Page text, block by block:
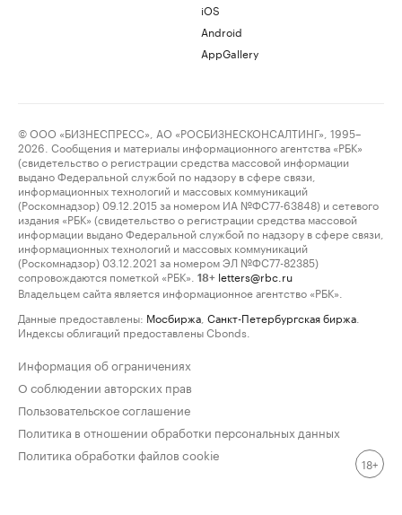
iOS
Android
AppGallery
© ООО «БИЗНЕСПРЕСС», АО «РОСБИЗНЕСКОНСАЛТИНГ», 1995–
2026. Сообщения и материалы информационного агентства «РБК»
(свидетельство о регистрации средства массовой информации
выдано Федеральной службой по надзору в сфере связи,
информационных технологий и массовых коммуникаций
(Роскомнадзор) 09.12.2015 за номером ИА №ФС77-63848) и сетевого
издания «РБК» (свидетельство о регистрации средства массовой
информации выдано Федеральной службой по надзору в сфере связи,
информационных технологий и массовых коммуникаций
(Роскомнадзор) 03.12.2021 за номером ЭЛ №ФС77-82385)
сопровождаются пометкой «РБК».
18+ letters@rbc.ru
Владельцем сайта является информационное агентство «РБК».
Данные предоставлены: Мосбиржа Санкт-Петербургская биржа
Индексы облигаций предоставлены Cbonds.
Информация об ограничениях
О соблюдении авторских прав
Пользовательское соглашение
Политика в отношении обработки персональных данных
Политика обработки файлов cookie
18+